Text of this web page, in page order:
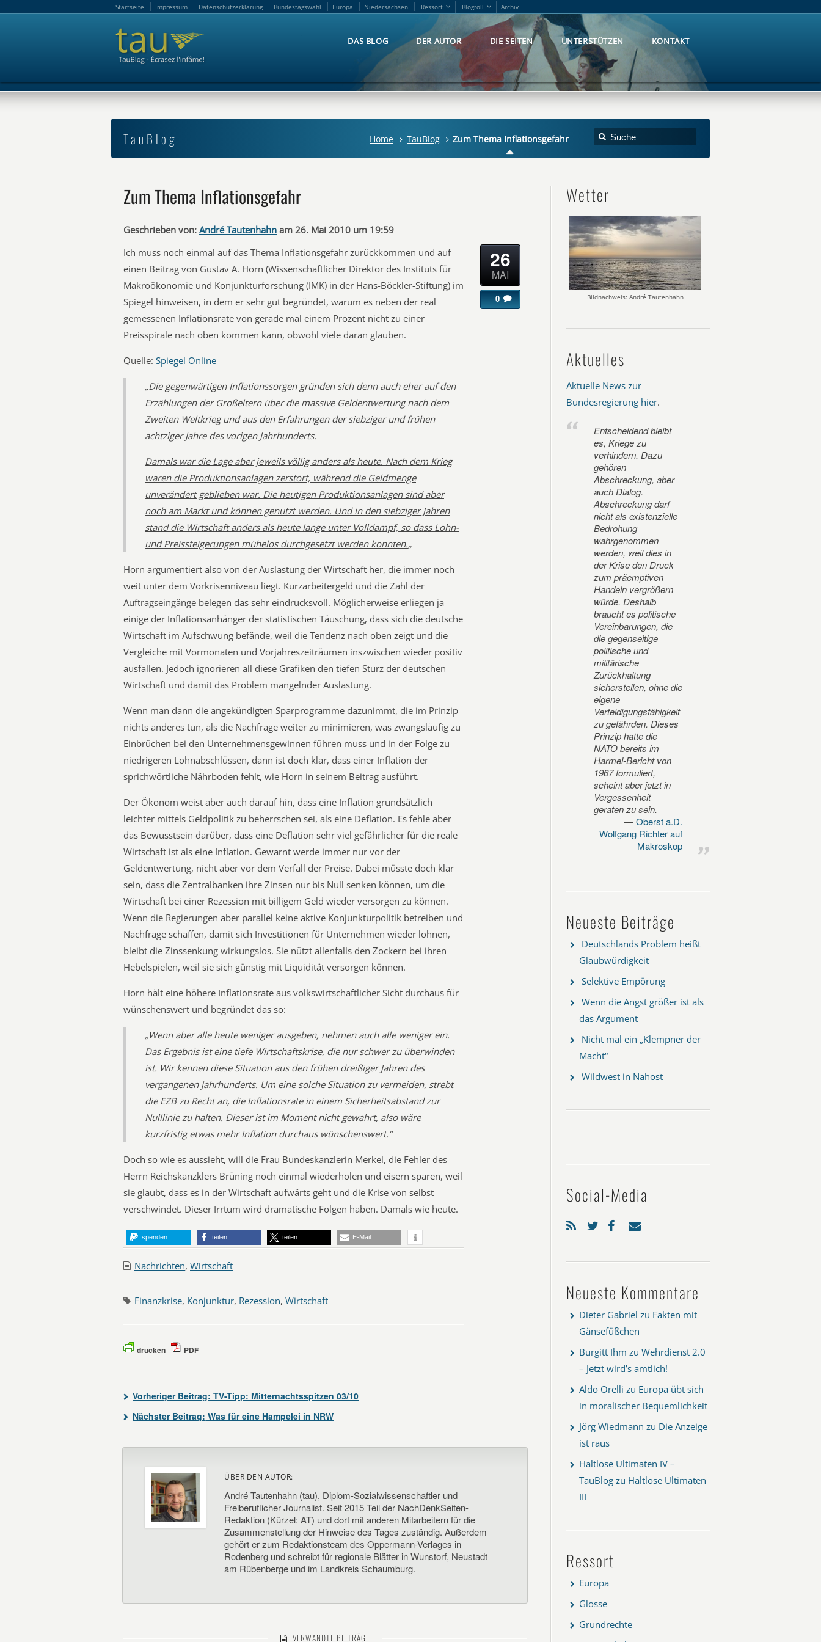
Startseite Impressum Datenschutzerklärung Bundestagswahl Europa Niedersachsen Ressort Blogroll Archiv
DAS BLOG DER AUTOR DIE SEITEN UNTERSTÜTZEN KONTAKT
TauBlog Home TauBlog Zum Thema Inflationsgefahr
Zum Thema Inflationsgefahr
Geschrieben von: André Tautenhahn am 26. Mai 2010 um 19:59
Ich muss noch einmal auf das Thema Inflationsgefahr zurückkommen und auf
einen Beitrag von Gustav A. Horn (Wissenschaftlicher Direktor des Instituts für
Makroökonomie und Konjunkturforschung (IMK) in der Hans-Böckler-Stiftung) im
Spiegel hinweisen, in dem er sehr gut begründet, warum es neben der real
gemessenen Inflationsrate von gerade mal einem Prozent nicht zu einer
Preisspirale nach oben kommen kann, obwohl viele daran glauben.
Quelle: Spiegel Online
„Die gegenwärtigen Inflationssorgen gründen sich denn auch eher auf den
Erzählungen der Großeltern über die massive Geldentwertung nach dem
Zweiten Weltkrieg und aus den Erfahrungen der siebziger und frühen
achtziger Jahre des vorigen Jahrhunderts.
Damals war die Lage aber jeweils völlig anders als heute. Nach dem Krieg
waren die Produktionsanlagen zerstört, während die Geldmenge
unverändert geblieben war. Die heutigen Produktionsanlagen sind aber
noch am Markt und können genutzt werden. Und in den siebziger Jahren
stand die Wirtschaft anders als heute lange unter Volldampf, so dass Lohn-
und Preissteigerungen mühelos durchgesetzt werden konnten.„
Horn argumentiert also von der Auslastung der Wirtschaft her, die immer noch
weit unter dem Vorkrisenniveau liegt. Kurzarbeitergeld und die Zahl der
Auftragseingänge belegen das sehr eindrucksvoll. Möglicherweise erliegen ja
einige der Inflationsanhänger der statistischen Täuschung, dass sich die deutsche
Wirtschaft im Aufschwung befände, weil die Tendenz nach oben zeigt und die
Vergleiche mit Vormonaten und Vorjahreszeiträumen inszwischen wieder positiv
ausfallen. Jedoch ignorieren all diese Grafiken den tiefen Sturz der deutschen
Wirtschaft und damit das Problem mangelnder Auslastung.
Wenn man dann die angekündigten Sparprogramme dazunimmt, die im Prinzip
nichts anderes tun, als die Nachfrage weiter zu minimieren, was zwangsläufig zu
Einbrüchen bei den Unternehmensgewinnen führen muss und in der Folge zu
niedrigeren Lohnabschlüssen, dann ist doch klar, dass einer Inflation der
sprichwörtliche Nährboden fehlt, wie Horn in seinem Beitrag ausführt.
Der Ökonom weist aber auch darauf hin, dass eine Inflation grundsätzlich
leichter mittels Geldpolitik zu beherrschen sei, als eine Deflation. Es fehle aber
das Bewusstsein darüber, dass eine Deflation sehr viel gefährlicher für die reale
Wirtschaft ist als eine Inflation. Gewarnt werde immer nur vor der
Geldentwertung, nicht aber vor dem Verfall der Preise. Dabei müsste doch klar
sein, dass die Zentralbanken ihre Zinsen nur bis Null senken können, um die
Wirtschaft bei einer Rezession mit billigem Geld wieder versorgen zu können.
Wenn die Regierungen aber parallel keine aktive Konjunkturpolitik betreiben und
Nachfrage schaffen, damit sich Investitionen für Unternehmen wieder lohnen,
bleibt die Zinssenkung wirkungslos. Sie nützt allenfalls den Zockern bei ihren
Hebelspielen, weil sie sich günstig mit Liquidität versorgen können.
Horn hält eine höhere Inflationsrate aus volkswirtschaftlicher Sicht durchaus für
wünschenswert und begründet das so:
„Wenn aber alle heute weniger ausgeben, nehmen auch alle weniger ein.
Das Ergebnis ist eine tiefe Wirtschaftskrise, die nur schwer zu überwinden
ist. Wir kennen diese Situation aus den frühen dreißiger Jahren des
vergangenen Jahrhunderts. Um eine solche Situation zu vermeiden, strebt
die EZB zu Recht an, die Inflationsrate in einem Sicherheitsabstand zur
Nulllinie zu halten. Dieser ist im Moment nicht gewahrt, also wäre
kurzfristig etwas mehr Inflation durchaus wünschenswert.“
Doch so wie es aussieht, will die Frau Bundeskanzlerin Merkel, die Fehler des
Herrn Reichskanzklers Brüning noch einmal wiederholen und eisern sparen, weil
sie glaubt, dass es in der Wirtschaft aufwärts geht und die Krise von selbst
verschwindet. Dieser Irrtum wird dramatische Folgen haben. Damals wie heute.
spenden teilen teilen E-Mail
26
MAI
0
Nachrichten, Wirtschaft
Finanzkrise, Konjunktur, Rezession, Wirtschaft
drucken PDF
Vorheriger Beitrag: TV-Tipp: Mitternachtsspitzen 03/10
Nächster Beitrag: Was für eine Hampelei in NRW
ÜBER DEN AUTOR:
André Tautenhahn (tau), Diplom-Sozialwissenschaftler und
Freiberuflicher Journalist. Seit 2015 Teil der NachDenkSeiten-
Redaktion (Kürzel: AT) und dort mit anderen Mitarbeitern für die
Zusammenstellung der Hinweise des Tages zuständig. Außerdem
gehört er zum Redaktionsteam des Oppermann-Verlages in
Rodenberg und schreibt für regionale Blätter in Wunstorf, Neustadt
am Rübenberge und im Landkreis Schaumburg.
VERWANDTE BEITRÄGE
Wetter
Bildnachweis: André Tautenhahn
Aktuelles
Aktuelle News zur
Bundesregierung hier.
Entscheidend bleibt
es, Kriege zu
verhindern. Dazu
gehören
Abschreckung, aber
auch Dialog.
Abschreckung darf
nicht als existenzielle
Bedrohung
wahrgenommen
werden, weil dies in
der Krise den Druck
zum präemptiven
Handeln vergrößern
würde. Deshalb
braucht es politische
Vereinbarungen, die
die gegenseitige
politische und
militärische
Zurückhaltung
sicherstellen, ohne die
eigene
Verteidigungsfähigkeit
zu gefährden. Dieses
Prinzip hatte die
NATO bereits im
Harmel-Bericht von
1967 formuliert,
scheint aber jetzt in
Vergessenheit
geraten zu sein.
Oberst a.D.
Wolfgang Richter auf
Makroskop
Neueste Beiträge
Deutschlands Problem heißt
Glaubwürdigkeit
Selektive Empörung
Wenn die Angst größer ist als
das Argument
Nicht mal ein „Klempner der
Macht“
Wildwest in Nahost
Social-Media
Neueste Kommentare
Dieter Gabriel zu Fakten mit
Gänsefüßchen
Burgitt Ihm zu Wehrdienst 2.0
– Jetzt wird’s amtlich!
Aldo Orelli zu Europa übt sich
in moralischer Bequemlichkeit
Jörg Wiedmann zu Die Anzeige
ist raus
Haltlose Ultimaten IV –
TauBlog zu Haltlose Ultimaten
III
Ressort
Europa
Glosse
Grundrechte
Startseite Impressum Datenschutzerklärung Bundestagswahl Europa Niedersachsen Ressort Blogroll Archiv
DAS BLOG DER AUTOR DIE SEITEN UNTERSTÜTZEN KONTAKT